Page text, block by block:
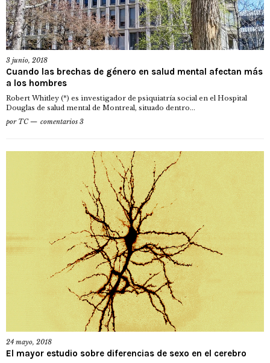
3 junio, 2018
Cuando las brechas de género en salud mental afectan más
a los hombres
Robert Whitley (*) es investigador de psiquiatría social en el Hospital
Douglas de salud mental de Montreal, situado dentro...
por TC comentarios 3
24 mayo, 2018
El mayor estudio sobre diferencias de sexo en el cerebro